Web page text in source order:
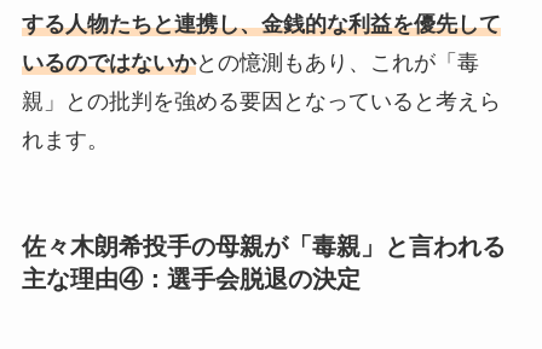
する人物たちと連携し、金銭的な利益を優先して
いるのではないかとの憶測もあり、これが「毒
親」との批判を強める要因となっていると考えら
れます。
佐々木朗希投手の母親が「毒親」と言われる
主な理由④： 選手会脱退の決定